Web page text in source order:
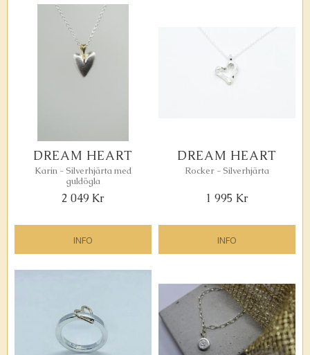
DREAM HEART
Karin - Silverhjärta med
guldögla
2 049 Kr
Lägg till i favoriter
INFO
DREAM HEART
Rocker - Silverhjärta
1 995 Kr
INFO